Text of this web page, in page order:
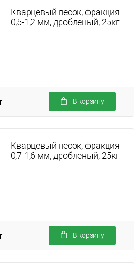
Кварцевый песок, фракция
0,5-1,2 мм, дробленый, 25кг
В корзину
Кварцевый песок, фракция
0,7-1,6 мм, дробленый, 25кг
В корзину